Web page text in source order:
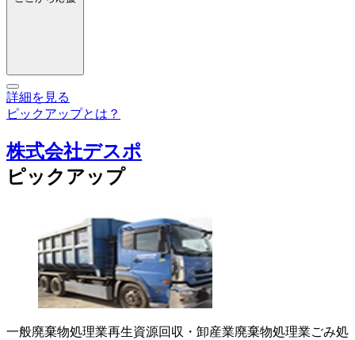
詳細を見る
ピックアップとは？
株式会社デスポ
ピックアップ
一般廃棄物処理業再生資源回収・卸産業廃棄物処理業ごみ処